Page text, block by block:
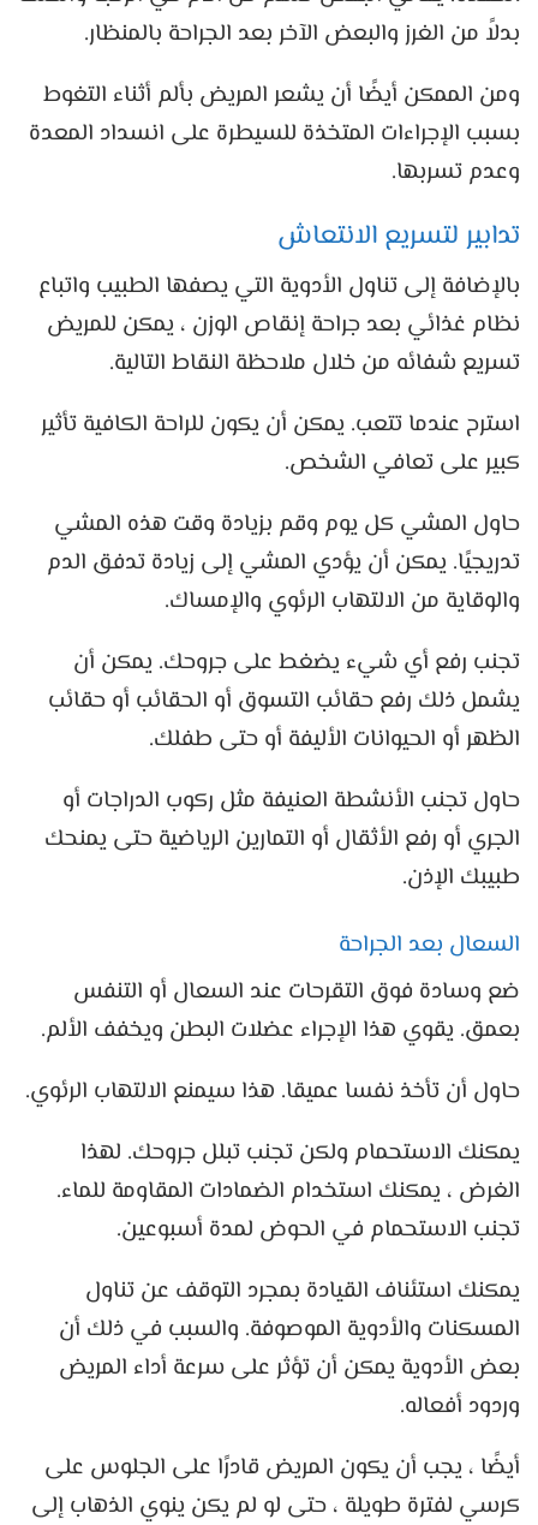
بدلاً من الغرز والبعض الآخر بعد الجراحة بالمنظار.
ومن الممكن أيضًا أن يشعر المريض بألم أثناء التغوط
بسبب الإجراءات المتخذة للسيطرة على انسداد المعدة
وعدم تسربها.
تدابير لتسريع الانتعاش
بالإضافة إلى تناول الأدوية التي يصفها الطبيب واتباع
نظام غذائي بعد جراحة إنقاص الوزن ، يمكن للمريض
تسريع شفائه من خلال ملاحظة النقاط التالية.
استرح عندما تتعب. يمكن أن يكون للراحة الكافية تأثير
كبير على تعافي الشخص.
حاول المشي كل يوم وقم بزيادة وقت هذه المشي
تدريجيًا. يمكن أن يؤدي المشي إلى زيادة تدفق الدم
والوقاية من الالتهاب الرئوي والإمساك.
تجنب رفع أي شيء يضغط على جروحك. يمكن أن
يشمل ذلك رفع حقائب التسوق أو الحقائب أو حقائب
الظهر أو الحيوانات الأليفة أو حتى طفلك.
حاول تجنب الأنشطة العنيفة مثل ركوب الدراجات أو
الجري أو رفع الأثقال أو التمارين الرياضية حتى يمنحك
طبيبك الإذن.
السعال بعد الجراحة
ضع وسادة فوق التقرحات عند السعال أو التنفس
بعمق. يقوي هذا الإجراء عضلات البطن ويخفف الألم.
حاول أن تأخذ نفسا عميقا. هذا سيمنع الالتهاب الرئوي.
يمكنك الاستحمام ولكن تجنب تبلل جروحك. لهذا
الغرض ، يمكنك استخدام الضمادات المقاومة للماء.
تجنب الاستحمام في الحوض لمدة أسبوعين.
يمكنك استئناف القيادة بمجرد التوقف عن تناول
المسكنات والأدوية الموصوفة. والسبب في ذلك أن
بعض الأدوية يمكن أن تؤثر على سرعة أداء المريض
وردود أفعاله.
أيضًا ، يجب أن يكون المريض قادرًا على الجلوس على
كرسي لفترة طويلة ، حتى لو لم يكن ينوي الذهاب إلى